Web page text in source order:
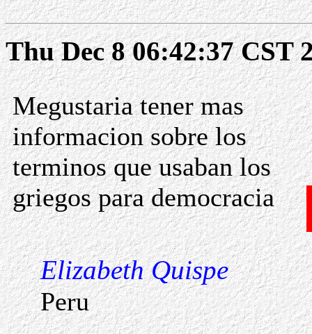
Thu Dec 8 06:42:37 CST
Megustaria tener mas
informacion sobre los
terminos que usaban los
griegos para democracia
Elizabeth Quispe
Peru